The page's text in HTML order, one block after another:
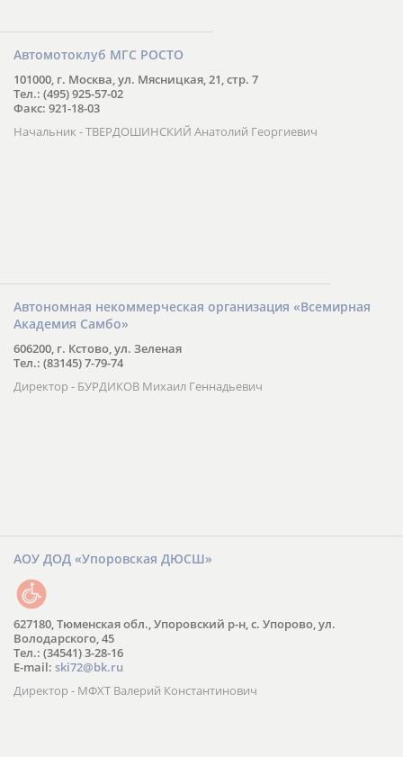
Автомотоклуб МГС РОСТО
101000, г. Москва, ул. Мясницкая, 21, стр. 7
Тел.: (495) 925-57-02
Факс: 921-18-03
Начальник - ТВЕРДОШИНСКИЙ Анатолий Георгиевич
Автономная некоммерческая организация «Всемирная
Академия Самбо»
606200, г. Кстово, ул. Зеленая
Тел.: (83145) 7-79-74
Директор - БУРДИКОВ Михаил Геннадьевич
АОУ ДОД «Упоровская ДЮСШ»
627180, Тюменская обл., Упоровский р-н, с. Упорово, ул.
Володарского, 45
Тел.: (34541) 3-28-16
E-mail: ski72@bk.ru
Директор - МФХТ Валерий Константинович